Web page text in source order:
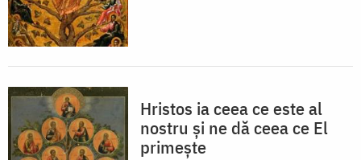
Hristos ia ceea ce este al
nostru şi ne dă ceea ce El
primeşte